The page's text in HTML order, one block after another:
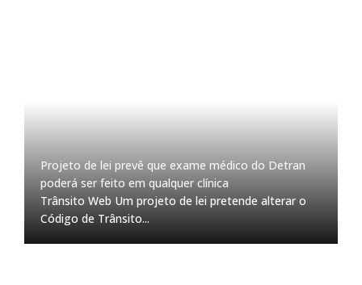
Projeto de lei prevê que exame médico do Detran
poderá ser feito em qualquer clínica
Trânsito Web Um projeto de lei pretende alterar o
Código de Trânsito...